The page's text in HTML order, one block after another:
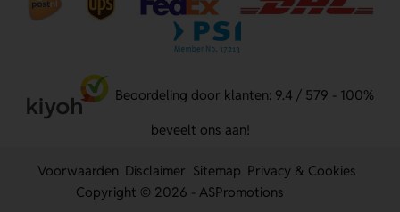
Beoordeling door klanten: 9.4 / 579 - 100%
beveelt ons aan!
Voorwaarden Disclaimer Sitemap Privacy & Cookies
Copyright © 2026 - ASPromotions